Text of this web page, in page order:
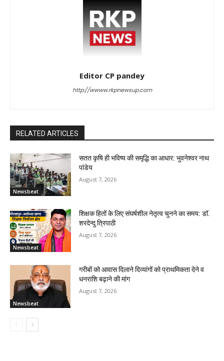
Editor CP pandey
http://wwww.rkpnewsup.com
RELATED ARTICLES
Newsbeat
सतत कृषि ही भविष्य की समृद्धि का आधार: भुवनेश्वर नाथ
पांडेय
August 7, 2026
Newsbeat
शिक्षक हितों के लिए संघर्षशील नेतृत्व चुनने का समय: डॉ.
शरदेन्दु त्रिपाठी
August 7, 2026
Newsbeat
गरीबों को आवास दिलाने दिव्यांगों को प्राथमिकता देने व
धनराशि बढ़ाने की मांग
August 7, 2026